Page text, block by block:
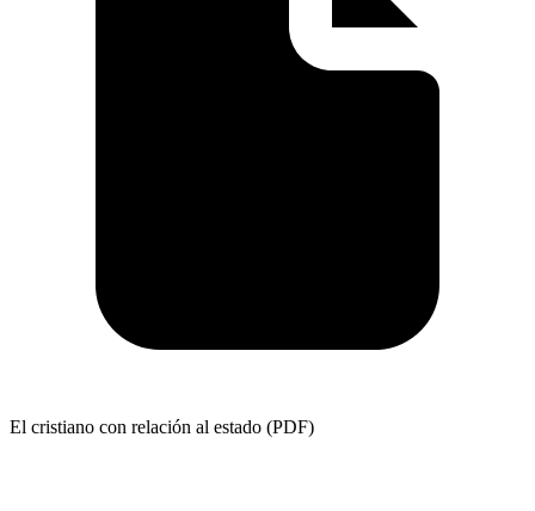
El cristiano con relación al estado (PDF)